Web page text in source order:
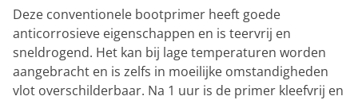
Deze conventionele bootprimer heeft goede
anticorrosieve eigenschappen en is teervrij en
sneldrogend. Het kan bij lage temperaturen worden
aangebracht en is zelfs in moeilijke omstandigheden
vlot overschilderbaar. Na 1 uur is de primer kleefvrij en